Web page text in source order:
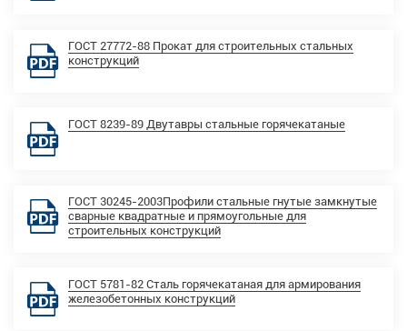
ГОСТ 27772-88 Прокат для строительных стальных
конструкций
ГОСТ 8239-89 Двутавры стальные горячекатаные
ГОСТ 30245-2003Профили стальные гнутые замкнутые
сварные квадратные и прямоугольные для
строительных конструкций
ГОСТ 5781-82 Сталь горячекатаная для армирования
железобетонных конструкций